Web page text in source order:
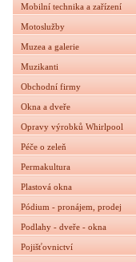
Mobilní technika a zařízení
Motoslužby
Muzea a galerie
Muzikanti
Obchodní firmy
Okna a dveře
Opravy výrobků Whirlpool
Péče o zeleň
Permakultura
Plastová okna
Pódium - pronájem, prodej
Podlahy - dveře - okna
Pojišťovnictví